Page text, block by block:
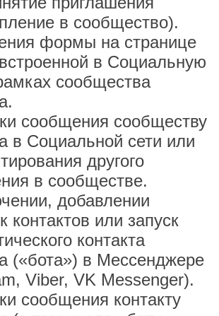
в сообщество).
формы на странице
в Социальную
сообщества
сообщения сообществу
в Социальной сети или
другого
в сообществе.
добавлении
контактов или запуск
контакта
(«бота») в Мессенджере
Viber, VK Messenger).
сообщения контакту